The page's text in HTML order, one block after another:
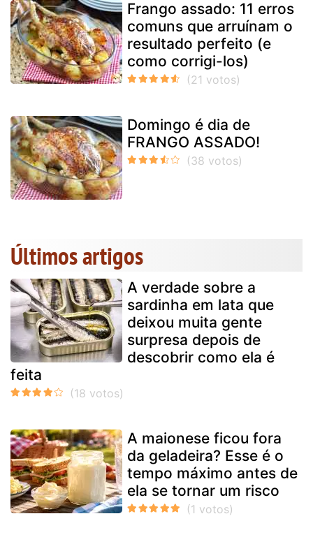
Frango assado: 11 erros
comuns que arruínam o
resultado perfeito (e
como corrigi-los)
Domingo é dia de
FRANGO ASSADO!
Últimos artigos
A verdade sobre a
sardinha em lata que
deixou muita gente
surpresa depois de
descobrir como ela é
feita
A maionese ficou fora
da geladeira? Esse é o
tempo máximo antes de
ela se tornar um risco